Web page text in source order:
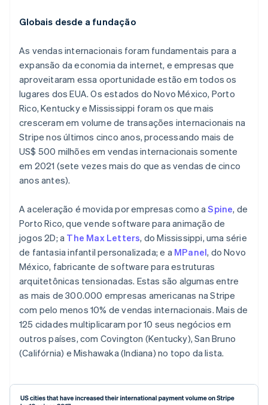
Globais desde a fundação
As vendas internacionais foram fundamentais para a
expansão da economia da internet, e empresas que
aproveitaram essa oportunidade estão em todos os
lugares dos EUA. Os estados do Novo México, Porto
Rico, Kentucky e Mississippi foram os que mais
cresceram em volume de transações internacionais na
Stripe nos últimos cinco anos, processando mais de
US$ 500 milhões em vendas internacionais somente
em 2021 (sete vezes mais do que as vendas de cinco
anos antes).
A aceleração é movida por empresas como aSpine, de
Porto Rico, que vende software para animação de
jogos 2D; a The Max Letters, do Mississippi, uma série
de fantasia infantil personalizada; e a MPanel, do Novo
México, fabricante de software para estruturas
arquitetônicas tensionadas. Estas são algumas entre
as mais de 300.000 empresas americanas na Stripe
com pelo menos 10% de vendas internacionais. Mais de
125 cidades multiplicaram por 10 seus negócios em
outros países, com Covington (Kentucky), San Bruno
(Califórnia) e Mishawaka (Indiana) no topo da lista.